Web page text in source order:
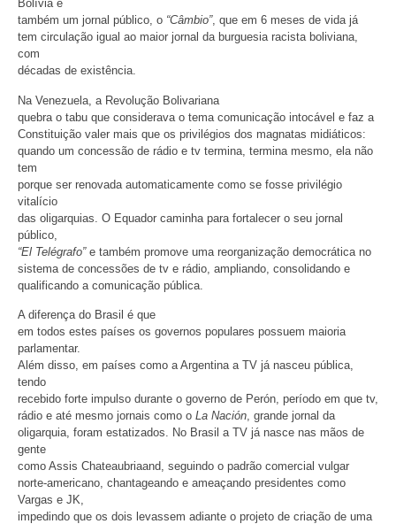
Bolívia e
também um jornal público, o “Câmbio”, que em 6 meses de vida já
tem circulação igual ao maior jornal da burguesia racista boliviana,
com
décadas de existência.
Na Venezuela, a Revolução Bolivariana
quebra o tabu que considerava o tema comunicação intocável e faz a
Constituição valer mais que os privilégios dos magnatas midiáticos:
quando um concessão de rádio e tv termina, termina mesmo, ela não
tem
porque ser renovada automaticamente como se fosse privilégio
vitalício
das oligarquias. O Equador caminha para fortalecer o seu jornal
público,
“El Telégrafo”e também promove uma reorganização democrática no
sistema de concessões de tv e rádio, ampliando, consolidando e
qualificando a comunicação pública.
A diferença do Brasil é que
em todos estes países os governos populares possuem maioria
parlamentar.
Além disso, em países como a Argentina a TV já nasceu pública,
tendo
recebido forte impulso durante o governo de Perón, período em que tv,
rádio e até mesmo jornais como o La Nación , grande jornal da
oligarquia, foram estatizados. No Brasil a TV já nasce nas mãos de
gente
como Assis Chateaubriaand, seguindo o padrão comercial vulgar
norte-americano, chantageando e ameaçando presidentes como
Vargas e JK,
impedindo que os dois levassem adiante o projeto de criação de uma